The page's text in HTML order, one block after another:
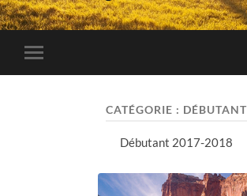
Forever
Country
Toggle
mobile
CATÉGORIE : DÉBUTANT
Débutant 2017-2018